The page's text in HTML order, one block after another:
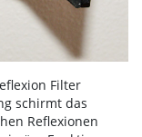
Filter
schirmt das
Reflexionen